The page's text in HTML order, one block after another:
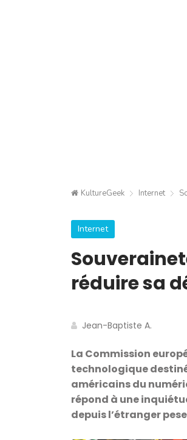
KultureGeek Internet
Internet
réduire sa
Jean-Baptiste A.
La Commission
technologique
américains du
répond à une
depuis l’étranger